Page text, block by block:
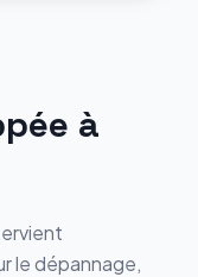
à
le dépannage,